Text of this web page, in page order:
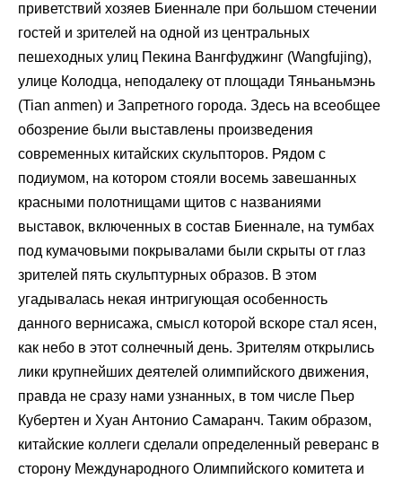
приветствий хозяев Биеннале при большом стечении
гостей и зрителей на одной из центральных
пешеходных улиц Пекина Вангфуджинг (Wangfujing),
улице Колодца, неподалеку от площади Тяньаньмэнь
(Tian anmen) и Запретного города. Здесь на всеобщее
обозрение были выставлены произведения
современных китайских скульпторов. Рядом с
подиумом, на котором стояли восемь завешанных
красными полотнищами щитов с названиями
выставок, включенных в состав Биеннале, на тумбах
под кумачовыми покрывалами были скрыты от глаз
зрителей пять скульптурных образов. В этом
угадывалась некая интригующая особенность
данного вернисажа, смысл которой вскоре стал ясен,
как небо в этот солнечный день. Зрителям открылись
лики крупнейших деятелей олимпийского движения,
правда не сразу нами узнанных, в том числе Пьер
Кубертен и Хуан Антонио Самаранч. Таким образом,
китайские коллеги сделали определенный реверанс в
сторону Международного Олимпийского комитета и